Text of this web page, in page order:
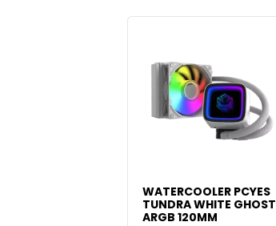
WATERCOOLER PCYES
TUNDRA WHITE GHOST
ARGB 120MM